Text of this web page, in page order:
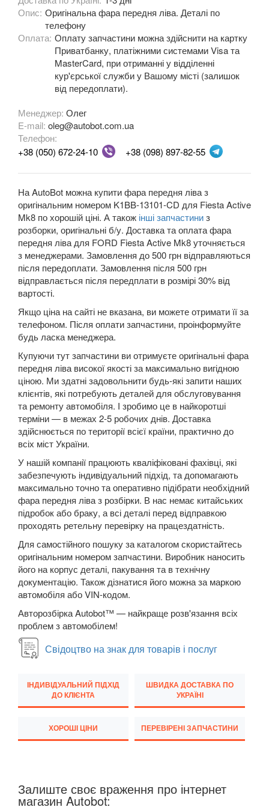
Fiesta Mk8
Fiesta Active Mk8
F-150 XII (P415)
F-150 XIII (P552)
Galaxy Mk2 (VX, VY, WGR)
Galaxy Mk3 (CA1, WA6)
KA Mk2 (RU8)
KA Mk3
KA+
KA+ Active
Kuga Mk1 (CBV)
Kuga Mk2 (CBS)
Mondeo Mk3 (B5Y, BWY, B4Y)
Mondeo Mk4 (CA2)
Mondeo Mk5
Mustang V
Mustang VI (S550)
Mustang Mach-E
S-Max Mk1 (CA1)
S-Max Mk2
Transit V
Transit VI (V347/V348)
Transit VII
Transit Connect Mk2
Transit Courier Mk1
Transit Custom Mk1
HONDA keyboard_arrow_down
HYUNDAI keyboard_arrow_down
Опис: Оригінальна фара передня ліва. Деталі по
телефону
Оплата: Оплату запчастини можна здійснити на картку
Приватбанку, платіжними системами Visa та
MasterCard, при отриманні у відділенні
кур'єрської служби у Вашому місті (залишок
від передоплати).
Менеджер: Олег
E-mail: oleg@autobot.com.ua
Телефон:
+38 (050) 672-24-10
+38 (098) 897-82-55
На AutoBot можна купити фара передня ліва з
оригінальним номером K1BB-13101-CD для Fiesta Active
Mk8 по хорошій ціні. А також інші запчастиниз
розборки, оригінальні б/у. Доставка та оплата фара
передня ліва для FORD Fiesta Active Mk8 уточняється
з менеджерами. Замовлення до 500 грн відправляються
після передоплати. Замовлення після 500 грн
відправлається після передплати в розмірі 30% від
вартості.
Якщо ціна на сайті не вказана, ви можете отримати її за
телефоном. Після оплати запчастини, проінформуйте
будь ласка менеджера.
Купуючи тут запчастини ви отримуєте оригінальні фара
передня ліва високої якості за максимально вигідною
ціною. Ми здатні задовольнити будь-які запити наших
клієнтів, які потребують деталей для обслуговування
та ремонту автомобіля. І зробимо це в найкоротші
терміни — в межах 2-5 робочих днів. Доставка
здійснюється по території всієї країни, практично до
всіх міст України.
У нашій компанії працюють кваліфіковані фахівці, які
забезпечують індивідуальний підхід, та допомагають
максимально точно та оперативно підібрати необхідний
фара передня ліва з розбірки. В нас немає китайських
підробок або браку, а всі деталі перед відправкою
проходять ретельну перевірку на працездатність.
Для самостійного пошуку за каталогом скористайтесь
оригінальним номером запчастини. Виробник наносить
його на корпус деталі, пакування та в технічну
документацію. Також дізнатися його можна за маркою
автомобіля або VIN-кодом.
Авторозбірка Autobot™ — найкраще розв'язання всіх
проблем з автомобілем!
Свідоцтво на знак для товарів і послуг
ІНДИВІДУАЛЬНИЙ ПІДХІД
ДО КЛІЄНТА
ШВИДКА ДОСТАВКА ПО
УКРАЇНІ
ХОРОШІ ЦІНИ ПЕРЕВІРЕНІ ЗАПЧАСТИНИ
Залиште своє враження про інтернет
магазин Autobot: